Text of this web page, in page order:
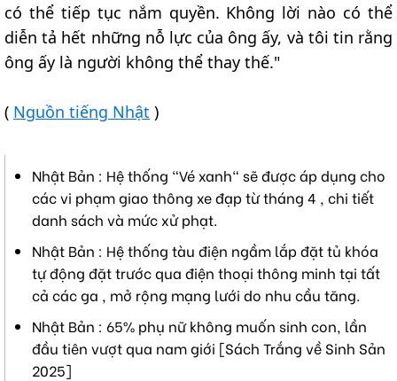
có thể tiếp tục nắm quyền. Không lời nào có thể
diễn tả hết những nỗ lực của ông ấy, và tôi tin rằng
ông ấy là người không thể thay thế."
( Nguồn tiếng Nhật )
Nhật Bản : Hệ thống "Vé xanh" sẽ được áp dụng cho
các vi phạm giao thông xe đạp từ tháng 4 , chi tiết
danh sách và mức xử phạt.
Nhật Bản : Hệ thống tàu điện ngầm lắp đặt tủ khóa
tự động đặt trước qua điện thoại thông minh tại tất
cả các ga , mở rộng mạng lưới do nhu cầu tăng.
Nhật Bản : 65% phụ nữ không muốn sinh con, lần
đầu tiên vượt qua nam giới [Sách Trắng về Sinh Sản
2025]